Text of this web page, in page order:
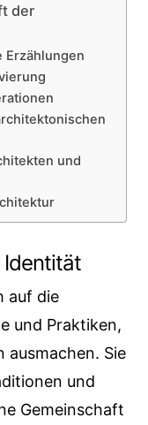
der
Erzählungen
und
Identität
auf die
und Praktiken,
ausmachen. Sie
und
Gemeinschaft